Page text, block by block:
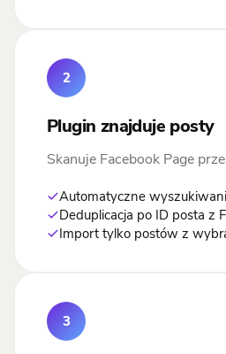
2
Plugin znajduje posty
Skanuje Facebook Page
Automatyczne
Deduplicacja po ID posta z
Import tylko postów z
3